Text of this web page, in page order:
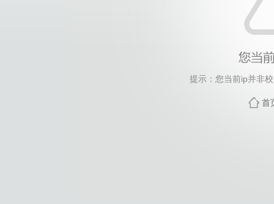
提示：您当前ip并非
首